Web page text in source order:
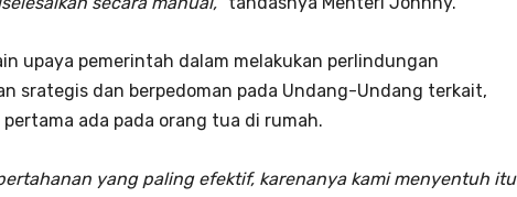
upaya pemerintah dalam melakukan perlindungan
srategis dan berpedoman pada Undang-Undang terkait,
ada pada orang tua di rumah.
yang paling efektif, karenanya kami menyentuh itu